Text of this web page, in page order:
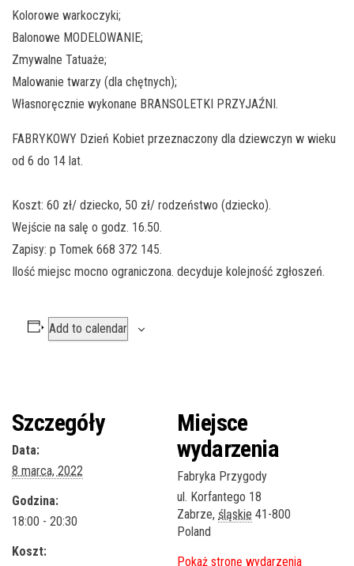
Kolorowe warkoczyki;
Balonowe MODELOWANIE;
Zmywalne Tatuaże;
Malowanie twarzy (dla chętnych);
Własnoręcznie wykonane BRANSOLETKI PRZYJAŹNI.
FABRYKOWY Dzień Kobiet przeznaczony dla dziewczyn w wieku
od 6 do 14 lat.
Koszt: 60 zł/ dziecko, 50 zł/ rodzeństwo (dziecko).
Wejście na salę o godz. 16.50.
Zapisy: p Tomek 668 372 145.
Ilość miejsc mocno ograniczona. decyduje kolejność zgłoszeń.
Add to calendar
Szczegóły
Data:
8 marca, 2022
Godzina:
18:00 - 20:30
Koszt:
Miejsce
wydarzenia
Fabryka Przygody
ul. Korfantego 18
Zabrze, śląskie 41-800
Poland